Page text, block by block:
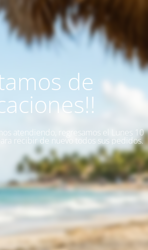
de
atendiendo, regresamos el Lunes 10
recibir de nuevo todos sus pedidos.